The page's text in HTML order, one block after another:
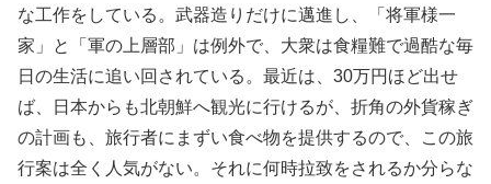
な工作をしている。武器造りだけに邁進し、「将軍様一
家」と「軍の上層部」は例外で、大衆は食糧難で過酷な毎
日の生活に追い回されている。最近は、30万円ほど出せ
ば、日本からも北朝鮮へ観光に行けるが、折角の外貨稼ぎ
の計画も、旅行者にまずい食べ物を提供するので、この旅
行案は全く人気がない。それに何時拉致をされるか分らな